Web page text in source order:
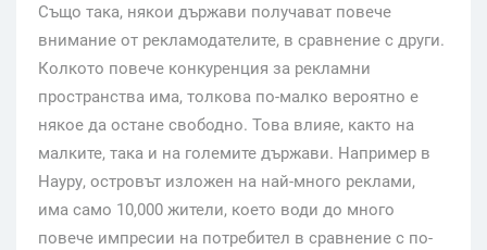
Също така, някои държави получават повече
внимание от рекламодателите, в сравнение с други.
Колкото повече конкуренция за рекламни
пространства има, толкова по-малко вероятно е
някое да остане свободно. Това влияе, както на
малките, така и на големите държави. Например в
Науру, островът изложен на най-много реклами,
има само 10,000 жители, което води до много
повече импресии на потребител в сравнение с по-